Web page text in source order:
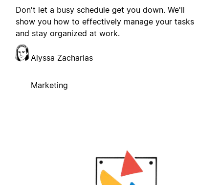
Don't let a busy schedule get you down. We'll
show you how to effectively manage your tasks
and stay organized at work.
Alyssa Zacharias
Marketing